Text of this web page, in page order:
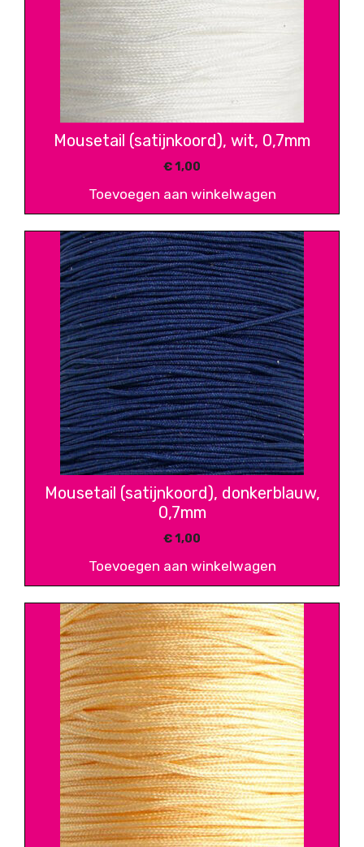
Mousetail (satijnkoord), wit, 0,7mm
€1,00
Toevoegen aan winkelwagen
Mousetail (satijnkoord), donkerblauw,
0,7mm
€1,00
Toevoegen aan winkelwagen